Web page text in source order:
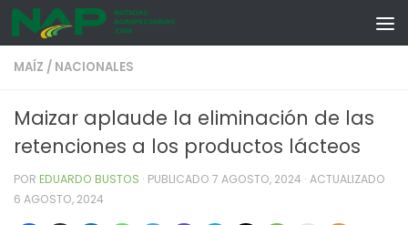
Skip to content
MAÍZ / NACIONALES
Maizar aplaude la eliminación de las
retenciones a los productos lácteos
POR EDUARDO BUSTOS · PUBLICADO 7 AGOSTO, 2024 · ACTUALIZADO
6 AGOSTO, 2024